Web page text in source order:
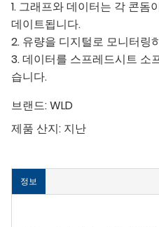
1. 그래프와 데이터는 각 콘돔
데이트됩니다.
2. 유량을 디지털로 모니터링
3. 데이터를 스프레드시트 소
습니다.
브랜드:WLD
제품 산지: 지난
정보